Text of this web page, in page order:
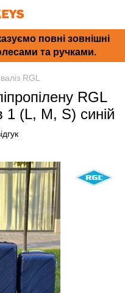
повні зовнішні
та ручками.
RGL
RGL
1 (L, M, S) синій